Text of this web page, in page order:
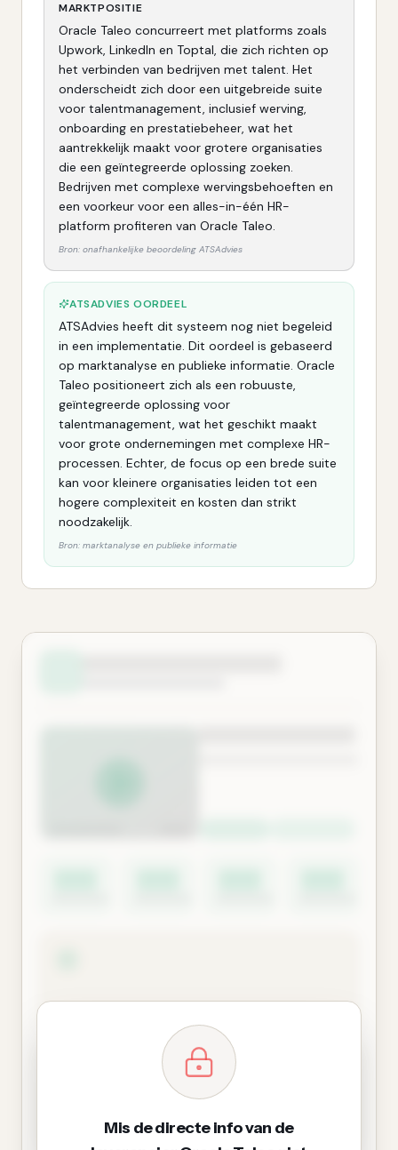
MARKTPOSITIE
Oracle Taleo concurreert met platforms zoals
Upwork, LinkedIn en Toptal, die zich richten op
het verbinden van bedrijven met talent. Het
onderscheidt zich door een uitgebreide suite
voor talentmanagement, inclusief werving,
onboarding en prestatiebeheer, wat het
aantrekkelijk maakt voor grotere organisaties
die een geïntegreerde oplossing zoeken.
Bedrijven met complexe wervingsbehoeften en
een voorkeur voor een alles-in-één HR-
platform profiteren van Oracle Taleo.
Bron: onafhankelijke beoordeling ATSAdvies
ATSADVIES OORDEEL
ATSAdvies heeft dit systeem nog niet begeleid
in een implementatie. Dit oordeel is gebaseerd
op marktanalyse en publieke informatie. Oracle
Taleo positioneert zich als een robuuste,
geïntegreerde oplossing voor
talentmanagement, wat het geschikt maakt
voor grote ondernemingen met complexe HR-
processen. Echter, de focus op een brede suite
kan voor kleinere organisaties leiden tot een
hogere complexiteit en kosten dan strikt
noodzakelijk.
Bron: marktanalyse en publieke informatie
Mis de directe info van de